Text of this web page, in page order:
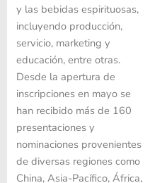
y las bebidas espirituosas,
incluyendo producción,
servicio, marketing y
educación, entre otras.
Desde la apertura de
inscripciones en mayo se
han recibido más de 160
presentaciones y
nominaciones provenientes
de diversas regiones como
China, Asia-Pacífico, África,